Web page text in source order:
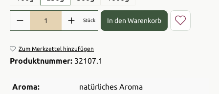
Produkt Anzahl: Gib den gewünschten Wert ein oder benutze die
Stück In den Warenkorb
Zum Merkzettel hinzufügen
Produktnummer: 32107.1
Aroma:
natürliches Aroma